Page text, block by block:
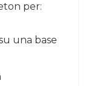
per:
una base